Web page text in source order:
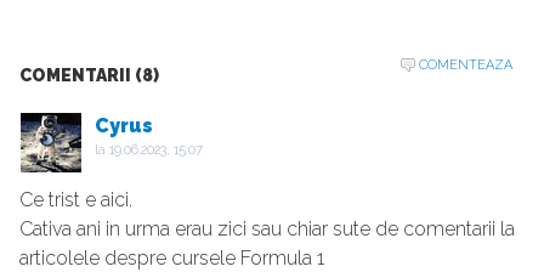
COMENTARII (8)
COMENTEAZA
Cyrus
la 19.06.2023, 15:07
Ce trist e aici.
Cativa ani in urma erau zici sau chiar sute de comentarii la
articolele despre cursele Formula 1